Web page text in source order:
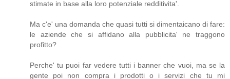
stimate in base alla loro potenziale redditivita'.
Ma c'e' una domanda che quasi tutti si dimentaicano di fare:
le aziende che si affidano alla pubblicita' ne traggono
profitto?
Perche' tu puoi far vedere tutti i banner che vuoi, ma se la
gente poi non compra i prodotti o i servizi che tu mi